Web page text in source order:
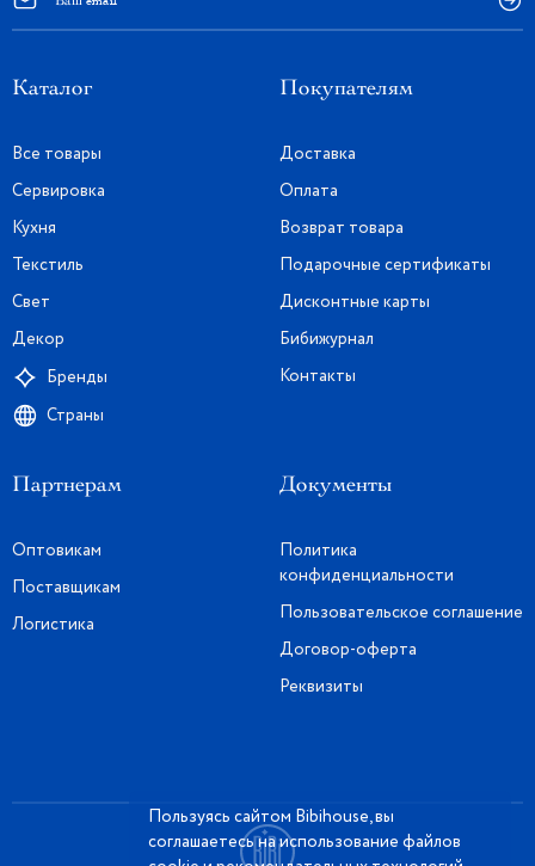
Каталог
Все товары
Сервировка
Кухня
Текстиль
Свет
Декор
Бренды
Страны
Покупателям
Доставка
Оплата
Возврат товара
Подарочные сертификаты
Дисконтные карты
Бибижурнал
Контакты
Партнерам
Оптовикам
Поставщикам
Логистика
Документы
Политика
конфиденциальности
Пользовательское соглашение
Договор-оферта
Реквизиты
Пользуясь сайтом Bibihouse, вы
соглашаетесь на использование файлов